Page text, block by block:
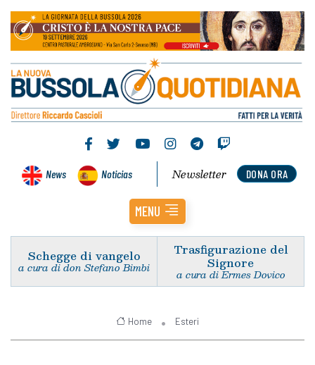
News Noticias DONA ORA
Newsletter
MENU
Schegge di vangelo
a cura di don Stefano Bimbi
Trasfigurazione del
Signore
a cura di Ermes Dovico
Home Esteri